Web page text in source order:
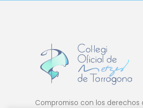
Compromiso con los derechos